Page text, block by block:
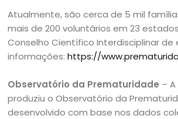
Atualmente, são cerca de 5 mil
mais de 200 voluntários em 23
Conselho Científico Interdisciplinar de
informações:https://
Observatório da Prematuridade –
produziu o Observatório da
desenvolvido com base nos dados